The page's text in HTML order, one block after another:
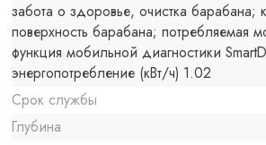
забота о здоровье, очистка барабана;
поверхность барабана; потребляемая
функция мобильной диагностики
энергопотребление (кВт/ч) 1.02
Срок службы
Глубина